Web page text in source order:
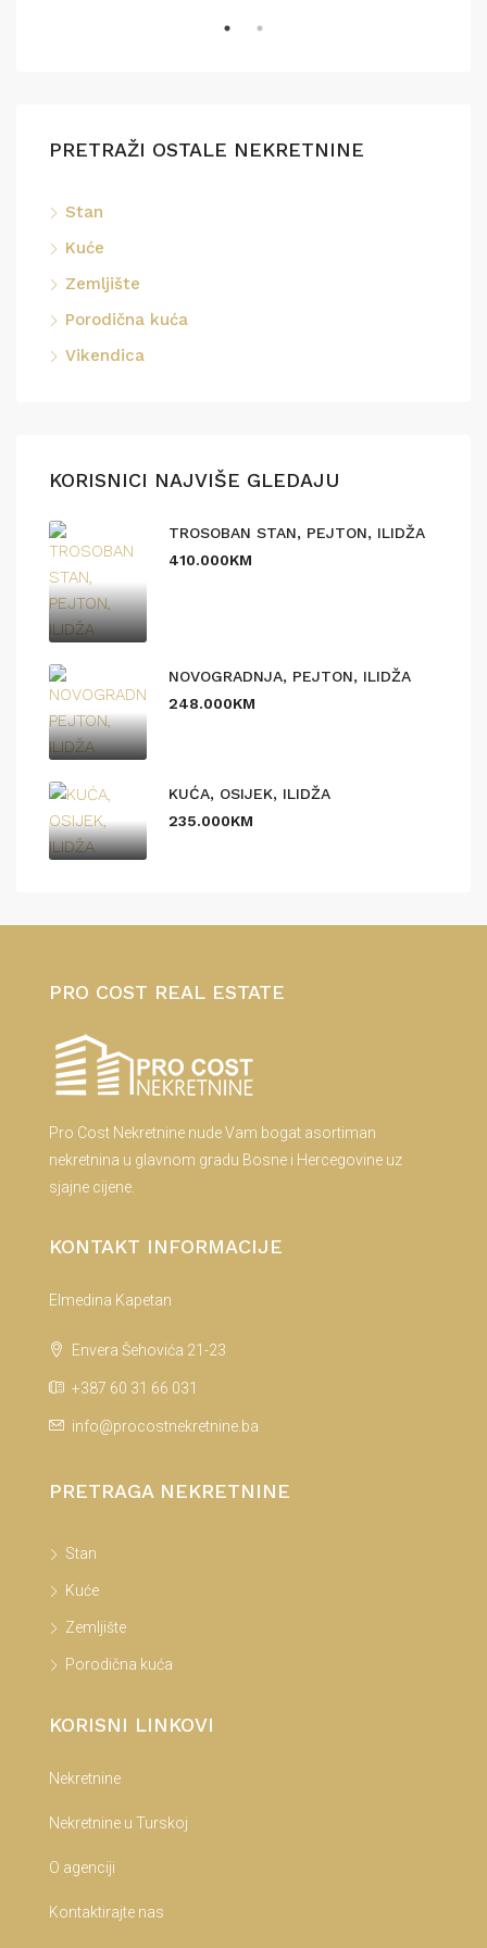
PRETRAŽI OSTALE NEKRETNINE
Stan
Kuće
Zemljište
Porodična kuća
Vikendica
KORISNICI NAJVIŠE GLEDAJU
TROSOBAN STAN, PEJTON, ILIDŽA
410.000KM
NOVOGRADNJA, PEJTON, ILIDŽA
248.000KM
KUĆA, OSIJEK, ILIDŽA
235.000KM
PRO COST REAL ESTATE
Pro Cost Nekretnine nude Vam bogat asortiman
nekretnina u glavnom gradu Bosne i Hercegovine uz
sjajne cijene.
KONTAKT INFORMACIJE
Elmedina Kapetan
Envera Šehovića 21-23
+387 60 31 66 031
info@procostnekretnine.ba
PRETRAGA NEKRETNINE
Stan
Kuće
Zemljište
Porodična kuća
KORISNI LINKOVI
Nekretnine
Nekretnine u Turskoj
O agenciji
Kontaktirajte nas